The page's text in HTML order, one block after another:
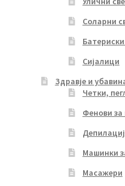
Соларни
Сијалици
Здравје и
Четки,
Фенови за
Машинки
Масажери